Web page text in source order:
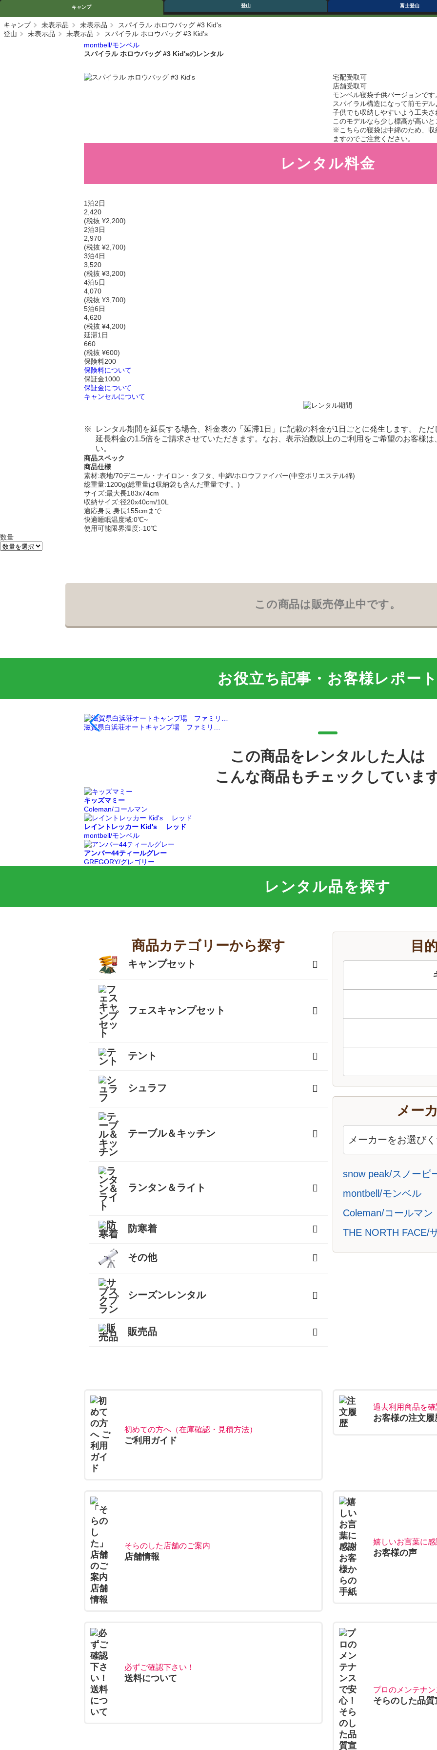
キャンプ 登山 富士登山
キャンプ 未表示品 未表示品
スパイラル ホロウバッグ #3 Kid's
登山
未表示品 未表示品 スパイラル ホロウバッグ #3 Kid's
montbell/モンベル
スパイラル ホロウバッグ #3 Kid'sのレンタル
宅配受取可
店舗受取可
モンベル寝袋子供バージョンです
スパイラル構造になって前モデル
子供でも収納しやすいよう工夫さ
このモデルなら少し標高が高い
※こちらの寝袋は中綿のため、収
ますのでご注意ください。
レンタル料金
1泊2日
2,420
(税抜 ¥2,200)
2泊3日
2,970
(税抜 ¥2,700)
3泊4日
3,520
(税抜 ¥3,200)
4泊5日
4,070
(税抜 ¥3,700)
5泊6日
4,620
(税抜 ¥4,200)
延滞1日
660
(税抜 ¥600)
保険料200
保険料について
保証金1000
保証金について
キャンセルについて
レンタル期間を延長する場合、料金表の「延滞1日」に記載の料金が1日ごとに発生します。 た
延長料金の1.5倍をご請求させていただきます。なお、表示泊数以上のご利用をご希望のお客様
い。
商品スペック
商品仕様
素材:表地/70デニール・ナイロン・タフタ、中綿/ホロウファイバー(中空ポリエステル綿)
総重量:1200g(総重量は収納袋も含んだ重量です。)
サイズ:最大長183x74cm
収納サイズ:径20x40cm/10L
適応身長:身長155cmまで
快適睡眠温度域:0℃~
使用可能限界温度:-10℃
数量
この商品は販売停止中です。
お役立ち記事・お客様レポート
滋賀県白浜荘オートキャンプ場 ファミリ…
この商品をレンタルした人は
こんな商品もチェックしていま
キッズマミー
Coleman/コールマン
レイントレッカー Kid's レッド
montbell/モンベル
アンバー44ティールグレー
GREGORY/グレゴリー
レンタル品を探す
商品カテゴリーから探す
キャンプセット
フェスキャンプセット
テント
キャンプテント
山岳テント
ツーリングテント
タープ
テントマット
スノーフライ
ツェルト
テントアイテム
すべて シュラフ
オールシーズンシュラフ（冬用寝袋）
３シーズンシュラフ（春秋用寝袋）
夏用シュラフ（夏用寝袋）
マット
コット
ピロー
シュラフカバー
インナーシーツ
小物
すべて
テーブル＆キッチン
テーブル
バーナー
椅子
クッカー
ダッチオーブン
クーラーボックス
ボトル
すべて
ランタン＆ライト
燃料式ランタン
ガス式ランタン
電池式ランタン
ヘッドランプ
ランタンポール
すべて 防寒着
インナーダウン
ダウンジャケット
ダウンパンツ
ダウンコート
フリース
キッズ用ダウン
テントシューズ
マフラー
すべて その他
キャリーカート
チェア（椅子）
スパッツ（ゲイター）
サポートタイツ
防寒タイツ
スカート
ヘルメット
ハーネス
クーラーボックス
天体望遠鏡
双眼鏡
コンパス
GPS
時計
ヒーター
ボトル
トレッキンググローブ
サングラス
帽子
トレッキングパンツ
ハイドレーション
ソーラーチャージャー
カヤック
自転車
熊よけ・熊撃退
すべて
シーズンレンタル
キャンプセットマンスリーレンタル
テントマンスリーレンタル
登山セットマンスリーレンタル
シュラフ（寝袋）マンスリーレンタル
登山単品マンスリーレンタル
スノーセットマンスリーレンタル
すべて 販売品
目
メー
snow peak/スノーピ
montbell/モンベル
Coleman/コールマン
THE NORTH FACE/
初めての方へ（在庫確認・見積方法）
ご利用ガイド
過去利用商品を
お客様の注文履
そらのした店舗のご案内
店舗情報
嬉しいお言葉に感
お客様の声
必ずご確認下さい！
送料について
プロのメンテナン
そらのした品質